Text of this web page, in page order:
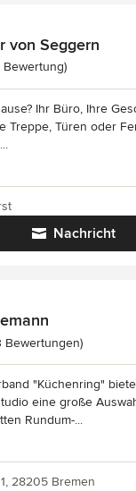
von Seggern
5 von 5
Bewertung)
Ihr Büro, Ihre
Treppe, Türen oder
Nachricht
3.3 von 5
Bewertungen)
"Küchenring"
eine große
Rundum-...
28205 Bremen